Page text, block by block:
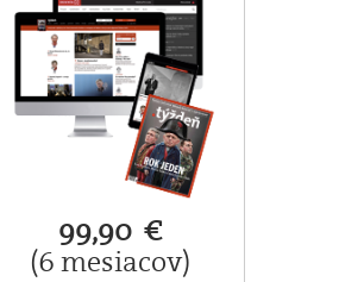
99,90 €
(6 mesiacov)